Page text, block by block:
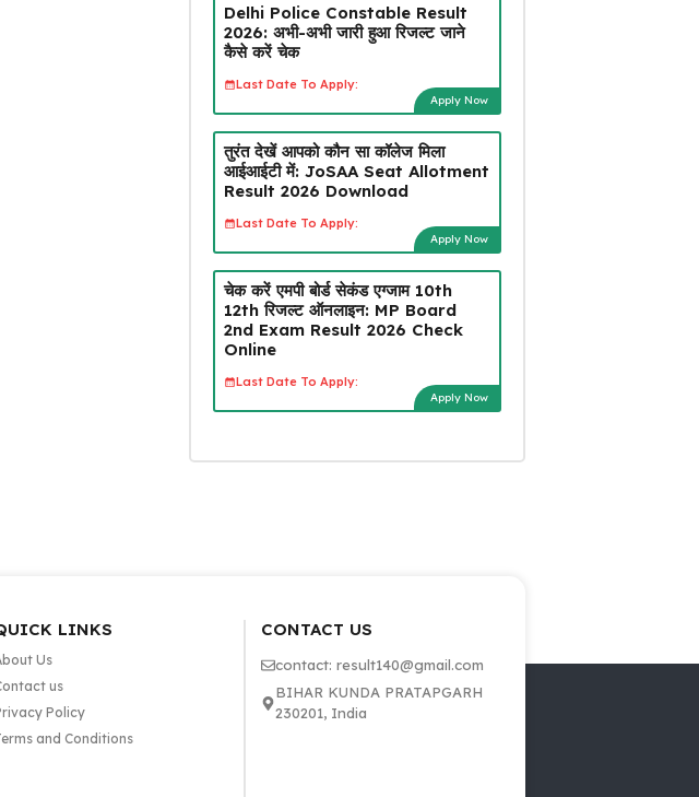
Delhi Police Constable Result
2026: अभी-अभी जारी हुआ रिजल्ट जाने
कैसे करें चेक
Last Date To Apply:
Apply Now
तुरंत देखें आपको कौन सा कॉलेज मिला
आईआईटी में: JoSAA Seat Allotment
Result 2026 Download
Last Date To Apply:
Apply Now
चेक करें एमपी बोर्ड सेकंड एग्जाम 10th
12th रिजल्ट ऑनलाइन: MP Board
2nd Exam Result 2026 Check
Online
Last Date To Apply:
Apply Now
LINKS
Us
us
Policy
and Conditions
CONTACT US
contact: result140@gmail.com
BIHAR KUNDA PRATAPGARH
230201, India